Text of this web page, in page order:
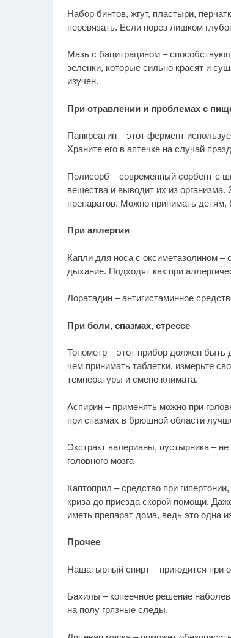
Набор бинтов, жгут, пластыри,
перевязать. Если порез лишком
Мазь с бацитрацином –
зеленки, которые сильно красят и
изучен.
При отравлении и проблемах с
Панкреатин – этот фермент
Храните его в аптечке на случай
Полисорб – современный сорбент с
вещества и выводит их из
препаратов. Можно принимать
При аллергии
Капли для носа с оксиметазолином –
дыхание. Подходят как при
Лоратадин – антигистаминное
При боли, спазмах, стрессе
Тонометр – этот прибор должен
чем принимать таблетки, измерьте
температуры и смене климата.
Аспирин – применять можно при
при спазмах в брюшной области
Экстракт валерианы, пустырника –
головного мозга
Каптоприл – средство при
криза до приезда скорой помощи.
иметь препарат дома, ведь это одна
Прочее
Нашатырный спирт – пригодится при
Бахилы – копеечное решение
на полу грязные следы.